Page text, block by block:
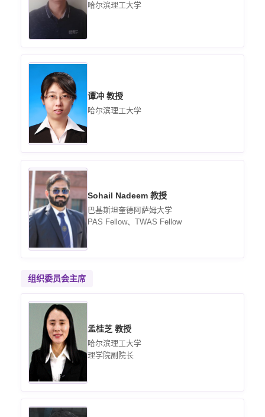
哈尔滨理工大学
谭冲 教授
哈尔滨理工大学
Sohail Nadeem 教授
巴基斯坦奎德阿萨姆大学
PAS Fellow、TWAS Fellow
组织委员会主席
孟桂芝 教授
哈尔滨理工大学
理学院副院长